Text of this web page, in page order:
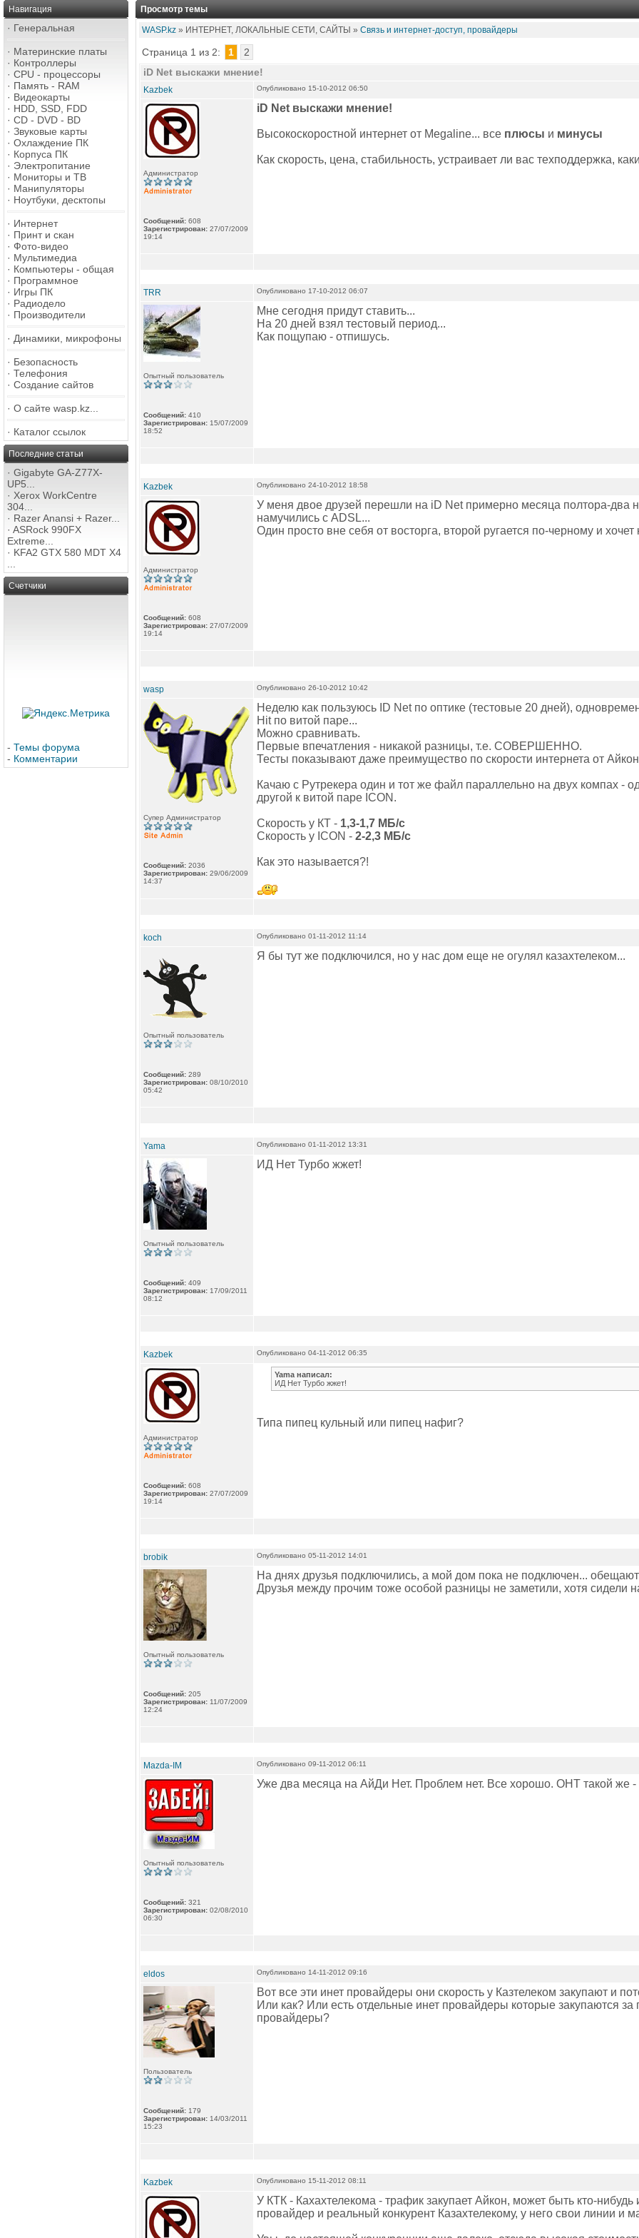
Навигация
· Генеральная
· Материнские платы
· Контроллеры
· CPU - процессоры
· Память - RAM
· Видеокарты
· HDD, SSD, FDD
· CD - DVD - BD
· Звуковые карты
· Охлаждение ПК
· Корпуса ПК
· Электропитание
· Мониторы и ТВ
· Манипуляторы
· Ноутбуки, десктопы
· Интернет
· Принт и скан
· Фото-видео
· Мультимедиа
· Компьютеры - общая
· Программное
· Игры ПК
· Радиодело
· Производители
· Динамики, микрофоны
· Безопасность
· Телефония
· Создание сайтов
· О сайте wasp.kz...
· Каталог ссылок
Последние статьи
· Gigabyte GA-Z77X-
UP5...
· Xerox WorkCentre
304...
· Razer Anansi + Razer...
· ASRock 990FX
Extreme...
· KFA2 GTX 580 MDT X4
Счетчики
- Темы форума
- Комментарии
Просмотр темы
WASP.kz » ИНТЕРНЕТ, ЛОКАЛЬНЫЕ СЕТИ, САЙТЫ » Связь и интернет-доступ, провайдеры
Страница 1 из 2: 1
2
iD Net выскажи мнение!
Kazbek Опубликовано 15-10-2012 06:50
Администратор
Сообщений: 608
Зарегистрирован: 27/07/2009
19:14
iD Net выскажи мнение!
Высокоскоростной интернет от Megaline... все плюсы и минусы
Как скорость, цена, стабильность, устраивает ли вас техподдержка,
TRR Опубликовано 17-10-2012 06:07
Опытный пользователь
Сообщений: 410
Зарегистрирован: 15/07/2009
18:52
Мне сегодня придут ставить...
На 20 дней взял тестовый период...
Как пощупаю - отпишусь.
Kazbek Опубликовано 24-10-2012 18:58
Администратор
Сообщений: 608
Зарегистрирован: 27/07/2009
19:14
У меня двое друзей перешли на iD Net примерно месяца полтора-два
намучились с ADSL...
Один просто вне себя от восторга, второй ругается по-черному и хочет
wasp Опубликовано 26-10-2012 10:42
Супер Администратор
Сообщений: 2036
Зарегистрирован: 29/06/2009
14:37
Неделю как пользуюсь ID Net по оптике (тестовые 20 дней),
Hit по витой паре...
Можно сравнивать.
Первые впечатления - никакой разницы, т.е. СОВЕРШЕННО.
Тесты показывают даже преимущество по скорости интернета от
Качаю с Рутрекера один и тот же файл параллельно на двух компах -
другой к витой паре ICON.
Скорость у КТ - 1,3-1,7 МБ/с
Скорость у ICON - 2-2,3 МБ/с
Как это называется?!
koch Опубликовано 01-11-2012 11:14
Опытный пользователь
Сообщений: 289
Зарегистрирован: 08/10/2010
05:42
Я бы тут же подключился, но у нас дом еще не огулял казахтелеком...
Yama Опубликовано 01-11-2012 13:31
Опытный пользователь
Сообщений: 409
Зарегистрирован: 17/09/2011
08:12
ИД Нет Турбо жжет!
Kazbek Опубликовано 04-11-2012 06:35
Администратор
Сообщений: 608
Зарегистрирован: 27/07/2009
19:14
Yama написал:
ИД Нет Турбо жжет!
Типа пипец кульный или пипец нафиг?
brobik Опубликовано 05-11-2012 14:01
Опытный пользователь
Сообщений: 205
Зарегистрирован: 11/07/2009
12:24
На днях друзья подключились, а мой дом пока не подключен... обещают
Друзья между прочим тоже особой разницы не заметили, хотя сидели
Mazda-IM Опубликовано 09-11-2012 06:11
Опытный пользователь
Сообщений: 321
Зарегистрирован: 02/08/2010
06:30
Уже два месяца на АйДи Нет. Проблем нет. Все хорошо. ОНТ такой же
eldos Опубликовано 14-11-2012 09:16
Пользователь
Сообщений: 179
Зарегистрирован: 14/03/2011
15:23
Вот все эти инет провайдеры они скорость у Казтелеком закупают и
Или как? Или есть отдельные инет провайдеры которые закупаются за
провайдеры?
Kazbek Опубликовано 15-11-2012 08:11
У КТК - Кахахтелекома - трафик закупает Айкон, может быть кто-
провайдер и реальный конкурент Казахтелекому, у него свои линии и